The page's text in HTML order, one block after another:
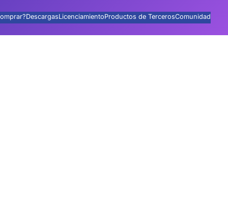
DescargasLicenciamientoProductos de TercerosComunidad